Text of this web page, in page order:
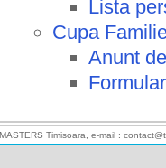
Lista
Cupa
Anunt
Timisoara, e-mail :